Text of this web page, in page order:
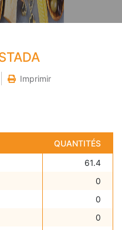
Imprimir
QUANTITÉS
61.4
0
0
0